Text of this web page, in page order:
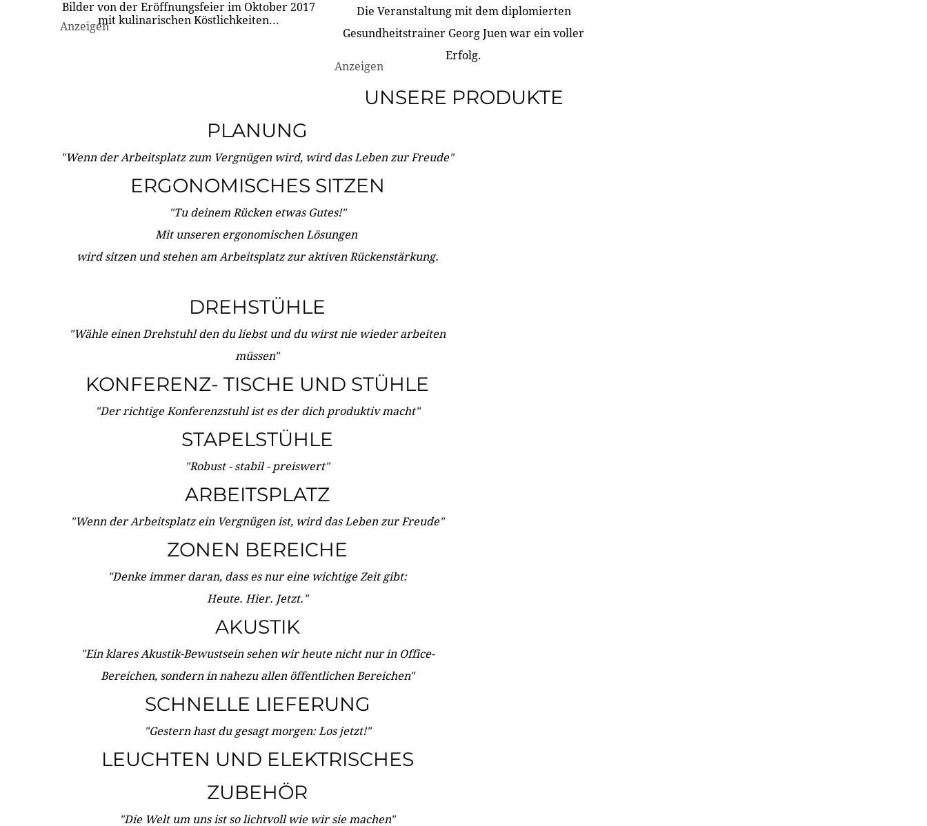
Bilder von der Eröffnungsfeier im Oktober 2017
mit kulinarischen Köstlichkeiten...
Anzeigen
Die Veranstaltung mit dem diplomierten
Gesundheitstrainer Georg Juen war ein voller
Erfolg.
Anzeigen
UNSERE PRODUKTE
PLANUNG
"Wenn der Arbeitsplatz zum Vergnügen wird, wird das Leben zur Freude"
ERGONOMISCHES SITZEN
"Tu deinem Rücken etwas Gutes!"
Mit unseren ergonomischen Lösungen
wird sitzen und stehen am Arbeitsplatz zur aktiven Rückenstärkung.
DREHSTÜHLE
"Wähle einen Drehstuhl den du liebst und du wirst nie wieder arbeiten
müssen"
KONFERENZ- TISCHE UND STÜHLE
"Der richtige Konferenzstuhl ist es der dich produktiv macht"
STAPELSTÜHLE
"Robust - stabil - preiswert"
ARBEITSPLATZ
"Wenn der Arbeitsplatz ein Vergnügen ist, wird das Leben zur Freude"
ZONEN BEREICHE
"Denke immer daran, dass es nur eine wichtige Zeit gibt:
Heute. Hier. Jetzt."
AKUSTIK
"Ein klares Akustik-Bewustsein sehen wir heute nicht nur in Office-
Bereichen, sondern in nahezu allen öffentlichen Bereichen"
SCHNELLE LIEFERUNG
"Gestern hast du gesagt morgen: Los jetzt!"
LEUCHTEN UND ELEKTRISCHES
ZUBEHÖR
"Die Welt um uns ist so lichtvoll wie wir sie machen"